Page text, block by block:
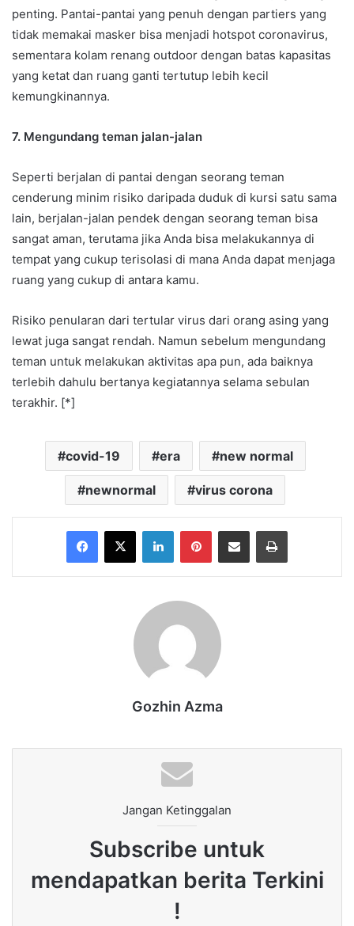
penting. Pantai-pantai yang penuh dengan partiers yang
tidak memakai masker bisa menjadi hotspot coronavirus,
sementara kolam renang outdoor dengan batas kapasitas
yang ketat dan ruang ganti tertutup lebih kecil
kemungkinannya.
7. Mengundang teman jalan-jalan
Seperti berjalan di pantai dengan seorang teman
cenderung minim risiko daripada duduk di kursi satu sama
lain, berjalan-jalan pendek dengan seorang teman bisa
sangat aman, terutama jika Anda bisa melakukannya di
tempat yang cukup terisolasi di mana Anda dapat menjaga
ruang yang cukup di antara kamu.
Risiko penularan dari tertular virus dari orang asing yang
lewat juga sangat rendah. Namun sebelum mengundang
teman untuk melakukan aktivitas apa pun, ada baiknya
terlebih dahulu bertanya kegiatannya selama sebulan
terakhir. [*]
covid-19 era new normal
newnormal virus corona
Facebook
X LinkedInPinterestShare via Email Print
Gozhin Azma
Jangan Ketinggalan
Subscribe untuk
mendapatkan berita Terkini
!